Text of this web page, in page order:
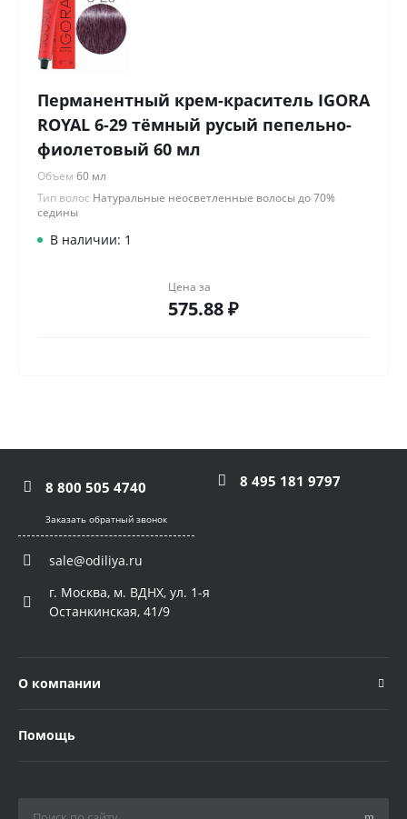
Перманентный крем-краситель IGORA
ROYAL 6-29 тёмный русый пепельно-
фиолетовый 60 мл
Объем 60 мл
Тип волос Натуральные неосветленные волосы до 70%
седины
В наличии: 1
Цена за
575.88 ₽
8 800 505 4740 8 495 181 9797
Заказать обратный звонок
sale@odiliya.ru
г. Москва, м. ВДНХ, ул. 1-я
Останкинская, 41/9
О компании
Помощь